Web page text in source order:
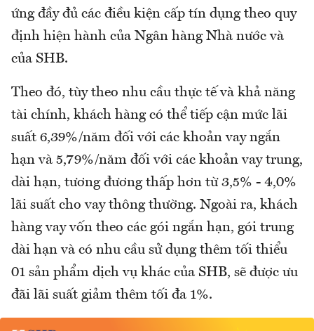
ứng đầy đủ các điều kiện cấp tín dụng theo quy
định hiện hành của Ngân hàng Nhà nước và
của SHB.
Theo đó, tùy theo nhu cầu thực tế và khả năng
tài chính, khách hàng có thể tiếp cận mức lãi
suất 6,39%/năm đối với các khoản vay ngắn
hạn và 5,79%/năm đối với các khoản vay trung,
dài hạn, tương đương thấp hơn từ 3,5% - 4,0%
lãi suất cho vay thông thường. Ngoài ra, khách
hàng vay vốn theo các gói ngắn hạn, gói trung
dài hạn và có nhu cầu sử dụng thêm tối thiểu
01 sản phẩm dịch vụ khác của SHB, sẽ được ưu
đãi lãi suất giảm thêm tối đa 1%.